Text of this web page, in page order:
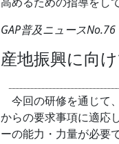
GAP普及ニュース
産地振興に向
今回の研修を通じて
からの要求事項に適応
ーの能力・力量が必要